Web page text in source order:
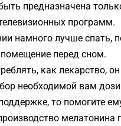
предназначена
программ.
намного лучше спать,
перед сном.
как лекарство,
необходимой вам
то помогите